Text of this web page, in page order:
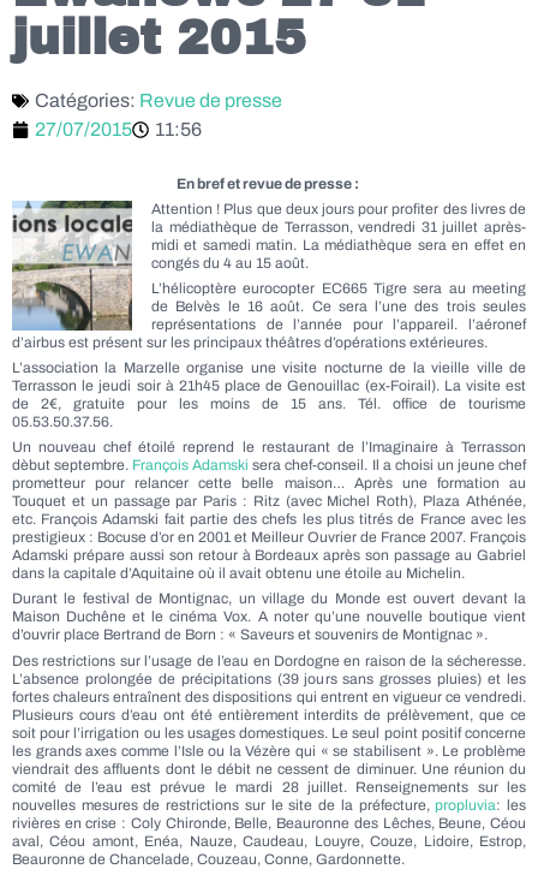
juillet 2015
Catégories: Revue de presse
27/07/2015
11:56
En bref et revue de presse :
Attention ! Plus que deux jours pour profiter des livres de
la médiathèque de Terrasson, vendredi 31 juillet après-
midi et samedi matin. La médiathèque sera en effet en
congés du 4 au 15 août.
L’hélicoptère eurocopter EC665 Tigre sera au meeting
de Belvès le 16 août. Ce sera l’une des trois seules
représentations de l’année pour l’appareil. l’aéronef
d’airbus est présent sur les principaux théâtres d’opérations extérieures.
L’association la Marzelle organise une visite nocturne de la vieille ville de
Terrasson le jeudi soir à 21h45 place de Genouillac (ex-Foirail). La visite est
de 2€, gratuite pour les moins de 15 ans. Tél. office de tourisme
05.53.50.37.56.
Un nouveau chef étoilé reprend le restaurant de l’Imaginaire à Terrasson
dèbut septembre. François Adamskisera chef-conseil. Il a choisi un jeune chef
prometteur pour relancer cette belle maison… Après une formation au
Touquet et un passage par Paris : Ritz (avec Michel Roth), Plaza Athénée,
etc. François Adamski fait partie des chefs les plus titrés de France avec les
prestigieux : Bocuse d’or en 2001 et Meilleur Ouvrier de France 2007. François
Adamski prépare aussi son retour à Bordeaux après son passage au Gabriel
dans la capitale d’Aquitaine où il avait obtenu une étoile au Michelin.
Durant le festival de Montignac, un village du Monde est ouvert devant la
Maison Duchêne et le cinéma Vox. A noter qu’une nouvelle boutique vient
d’ouvrir place Bertrand de Born : « Saveurs et souvenirs de Montignac ».
Des restrictions sur l’usage de l’eau en Dordogne en raison de la sécheresse.
L’absence prolongée de précipitations (39 jours sans grosses pluies) et les
fortes chaleurs entraînent des dispositions qui entrent en vigueur ce vendredi.
Plusieurs cours d’eau ont été entièrement interdits de prélèvement, que ce
soit pour l’irrigation ou les usages domestiques. Le seul point positif concerne
les grands axes comme l’Isle ou la Vézère qui « se stabilisent ». Le problème
viendrait des affluents dont le débit ne cessent de diminuer. Une réunion du
comité de l’eau est prévue le mardi 28 juillet. Renseignements sur les
nouvelles mesures de restrictions sur le site de la préfecture,propluvia: les
rivières en crise : Coly Chironde, Belle, Beauronne des Lêches, Beune, Céou
aval, Céou amont, Enéa, Nauze, Caudeau, Louyre, Couze, Lidoire, Estrop,
Beauronne de Chancelade, Couzeau, Conne, Gardonnette.